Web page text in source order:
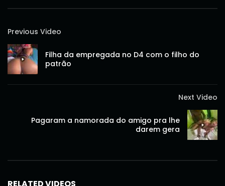
Previous Video
Filha da empregada no D4 com o filho do
patrão
Next Video
Pagaram a namorada do amigo pra lhe
darem gera
RELATED VIDEOS